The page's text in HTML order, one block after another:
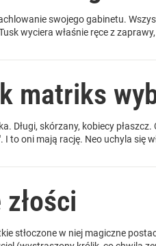
swojego gabinetu.
wyciera właśnie ręce z
matriks
Długi, skórzany, kobiecy
to oni mają rację. Neo uchyla się
stłoczone w niej magiczne